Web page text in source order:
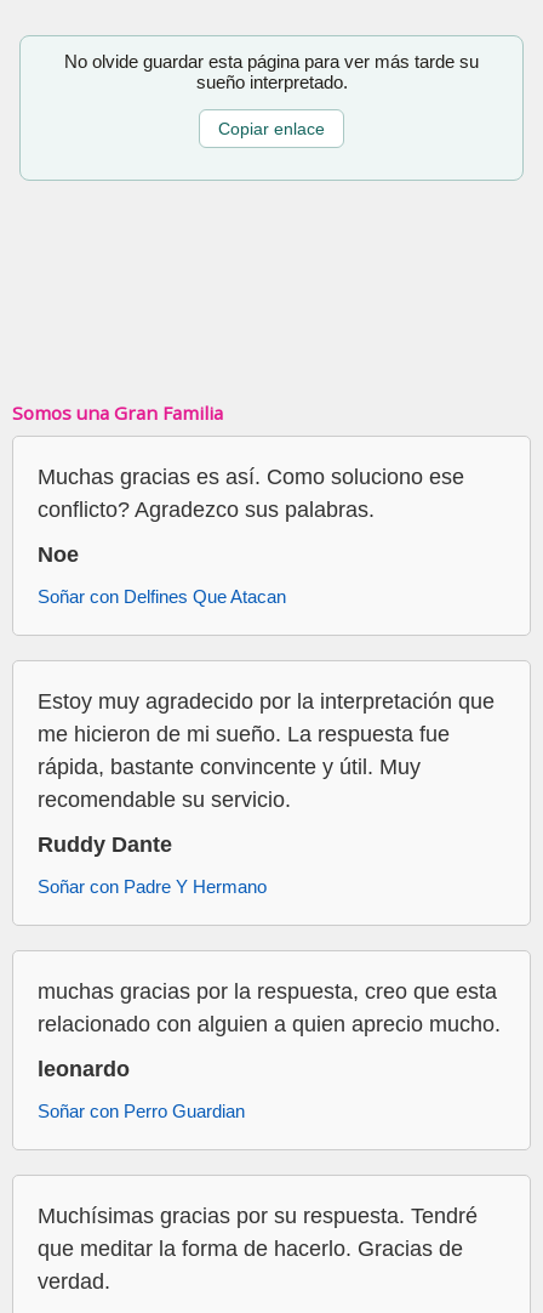
No olvide guardar esta página para ver más tarde su
sueño interpretado.
Copiar enlace
Somos una Gran Familia
Muchas gracias es así. Como soluciono ese
conflicto? Agradezco sus palabras.
Noe
Soñar con Delfines Que Atacan
Estoy muy agradecido por la interpretación que
me hicieron de mi sueño. La respuesta fue
rápida, bastante convincente y útil. Muy
recomendable su servicio.
Ruddy Dante
Soñar con Padre Y Hermano
muchas gracias por la respuesta, creo que esta
relacionado con alguien a quien aprecio mucho.
leonardo
Soñar con Perro Guardian
Muchísimas gracias por su respuesta. Tendré
que meditar la forma de hacerlo. Gracias de
verdad.